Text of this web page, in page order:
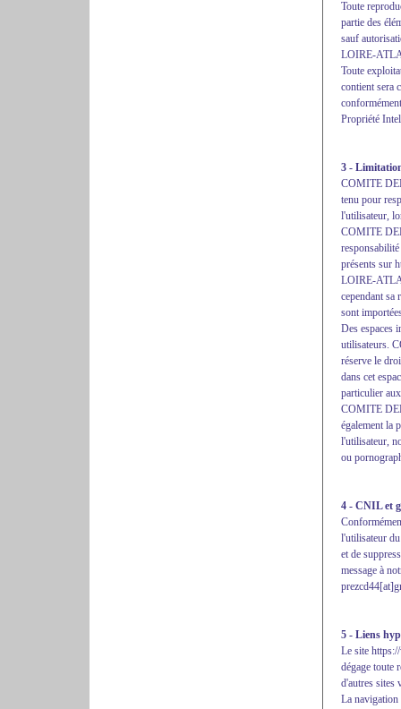
Toute
partie des
sauf
LOIRE-
Toute
contient sera
Propriété
3 -
COMITE
tenu pour
l'utilisateur,
COMITE
présents sur
LOIRE-
cependant sa
sont
Des espaces
utilisateurs.
réserve le
dans cet
particulier
COMITE
également la
l'utilisateur,
ou
4 - CNIL et
l'utilisateur
et de
message à
5 - Liens
Le site
dégage toute
d'autres sites
La